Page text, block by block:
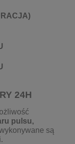
24H
pulsu,
są